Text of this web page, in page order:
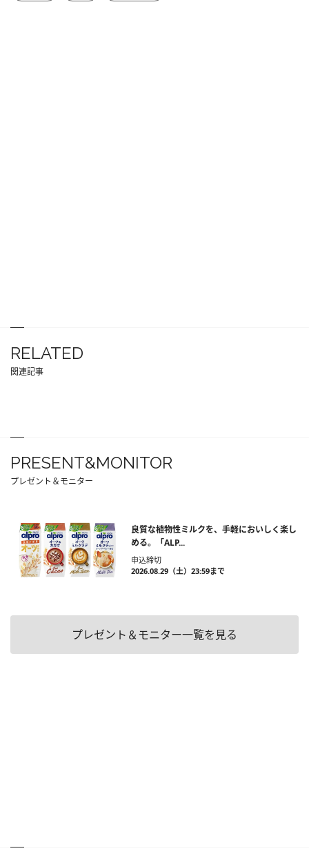
RELATED
関連記事
PRESENT&MONITOR
プレゼント＆モニター
良質な植物性ミルクを、手軽においしく楽し
める。「ALP...
申込締切
2026.08.29（土）23:59まで
プレゼント＆モニター一覧を見る